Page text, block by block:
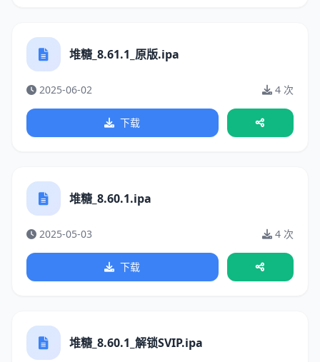
堆糖_8.61.1_原版.ipa
2025-06-02 4 次
下载
堆糖_8.60.1.ipa
2025-05-03 4 次
下载
堆糖_8.60.1_解锁SVIP.ipa